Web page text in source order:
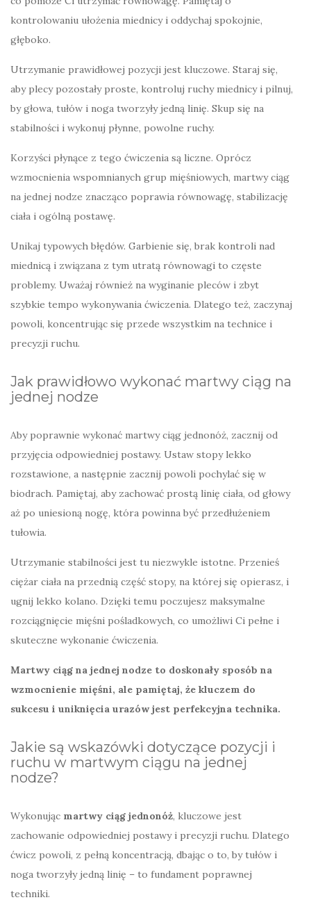
kontrolowaniu ułożenia miednicy i oddychaj spokojnie,
głęboko.
Utrzymanie prawidłowej pozycji jest kluczowe. Staraj się,
aby plecy pozostały proste, kontroluj ruchy miednicy i pilnuj,
by głowa, tułów i noga tworzyły jedną linię. Skup się na
stabilności i wykonuj płynne, powolne ruchy.
Korzyści płynące z tego ćwiczenia są liczne. Oprócz
wzmocnienia wspomnianych grup mięśniowych, martwy ciąg
na jednej nodze znacząco poprawia równowagę, stabilizację
ciała i ogólną postawę.
Unikaj typowych błędów. Garbienie się, brak kontroli nad
miednicą i związana z tym utratą równowagi to częste
problemy. Uważaj również na wyginanie pleców i zbyt
szybkie tempo wykonywania ćwiczenia. Dlatego też, zaczynaj
powoli, koncentrując się przede wszystkim na technice i
precyzji ruchu.
Jak prawidłowo wykonać martwy ciąg na
jednej nodze
Aby poprawnie wykonać martwy ciąg jednonóż, zacznij od
przyjęcia odpowiedniej postawy. Ustaw stopy lekko
rozstawione, a następnie zacznij powoli pochylać się w
biodrach. Pamiętaj, aby zachować prostą linię ciała, od głowy
aż po uniesioną nogę, która powinna być przedłużeniem
tułowia.
Utrzymanie stabilności jest tu niezwykle istotne. Przenieś
ciężar ciała na przednią część stopy, na której się opierasz, i
ugnij lekko kolano. Dzięki temu poczujesz maksymalne
rozciągnięcie mięśni pośladkowych, co umożliwi Ci pełne i
skuteczne wykonanie ćwiczenia.
Martwy ciąg na jednej nodze to doskonały sposób na
wzmocnienie mięśni, ale pamiętaj, że kluczem do
sukcesu i uniknięcia urazów jest perfekcyjna technika.
Jakie są wskazówki dotyczące pozycji i
ruchu w martwym ciągu na jednej
nodze?
Wykonując martwy ciąg jednonóż, kluczowe jest
zachowanie odpowiedniej postawy i precyzji ruchu. Dlatego
ćwicz powoli, z pełną koncentracją, dbając o to, by tułów i
noga tworzyły jedną linię – to fundament poprawnej
techniki.